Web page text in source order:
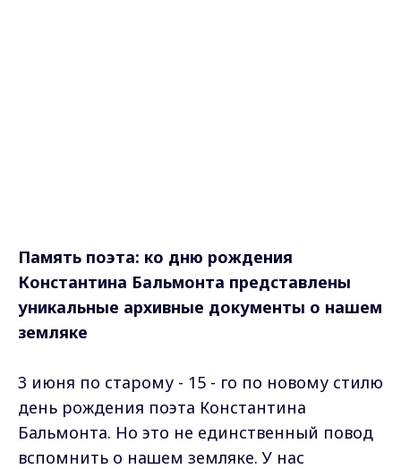
Память поэта: ко дню рождения
Константина Бальмонта представлены
уникальные архивные документы о нашем
земляке
3 июня по старому - 15 - го по новому стилю
день рождения поэта Константина
Бальмонта. Но это не единственный повод
вспомнить о нашем земляке. У нас